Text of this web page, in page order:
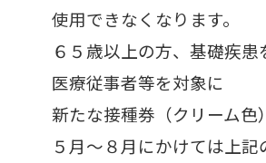
使用できなくなります。
６５歳以上の方、基礎疾患
医療従事者等を対象に
新たな接種券（クリーム色
５月～８月にかけては上記